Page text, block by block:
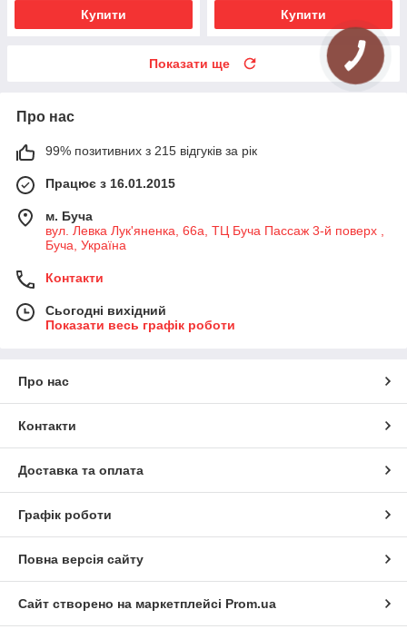
Купити Купити
Показати ще
Про нас
99% позитивних з 215 відгуків за рік
Працює з 16.01.2015
м. Буча
вул. Левка Лук'яненка, 66а, ТЦ Буча Пассаж 3-й поверх ,
Буча, Україна
Контакти
Сьогодні вихідний
Показати весь графік роботи
Про нас
Контакти
Доставка та оплата
Графік роботи
Повна версія сайту
Сайт створено на маркетплейсі Prom.ua